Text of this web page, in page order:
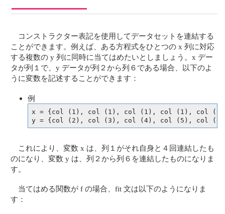
コンストラクター表記を使用してデータセットを連結する
ことができます。例えば、ある方程式をひとつの x 列に対応
する複数の y 列に同時に当てはめたいとしましょう。x デー
タが列１で、y データが列２から列６である場合、以下のよ
うに変数を記述することができます：
例
x = {col (1), col (1), col (1), col (1), col
y = {col (2), col (3), col (4), col (5), col
これにより、変数 x は、列１がそれ自身と４回連結したも
のになり、変数 y は、列２から列６を連結したものになりま
す。
当てはめる関数が f の場合、fit 文は以下のようになりま
す：